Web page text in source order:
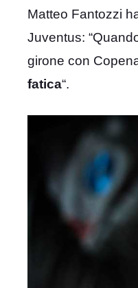
Matteo Fantozzi
Juventus:
girone con
fatica“.